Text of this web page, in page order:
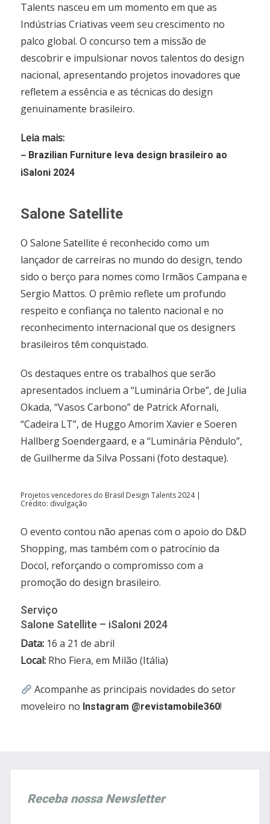
Talents nasceu em um momento em que as
Indústrias Criativas veem seu crescimento no
palco global. O concurso tem a missão de
descobrir e impulsionar novos talentos do design
nacional, apresentando projetos inovadores que
refletem a essência e as técnicas do design
genuinamente brasileiro.
Leia mais:
– Brazilian Furniture leva design brasileiro ao
iSaloni 2024
Salone Satellite
O Salone Satellite é reconhecido como um
lançador de carreiras no mundo do design, tendo
sido o berço para nomes como Irmãos Campana e
Sergio Mattos. O prêmio reflete um profundo
respeito e confiança no talento nacional e no
reconhecimento internacional que os designers
brasileiros têm conquistado.
Os destaques entre os trabalhos que serão
apresentados incluem a “Luminária Orbe”, de Julia
Okada, “Vasos Carbono” de Patrick Afornali,
“Cadeira LT”, de Huggo Amorim Xavier e Soeren
Hallberg Soendergaard, e a “Luminária Pêndulo”,
de Guilherme da Silva Possani (foto destaque).
Projetos vencedores do Brasil Design Talents 2024 |
Crédito: divulgação
O evento contou não apenas com o apoio do D&D
Shopping, mas também com o patrocínio da
Docol, reforçando o compromisso com a
promoção do design brasileiro.
Serviço
Salone Satellite – iSaloni 2024
Data: 16 a 21 de abril
Local: Rho Fiera, em Milão (Itália)
Acompanhe as principais novidades do setor
moveleiro no Instagram @revistamobile360!
Receba nossa Newsletter